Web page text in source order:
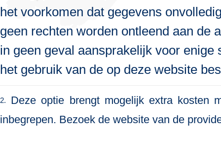
het voorkomen dat gegevens
geen rechten worden ontleend aan de
in geen geval aansprakelijk voor
het gebruik van de op deze website
2.
Deze optie brengt mogelijk extra kosten
inbegrepen. Bezoek de website van de